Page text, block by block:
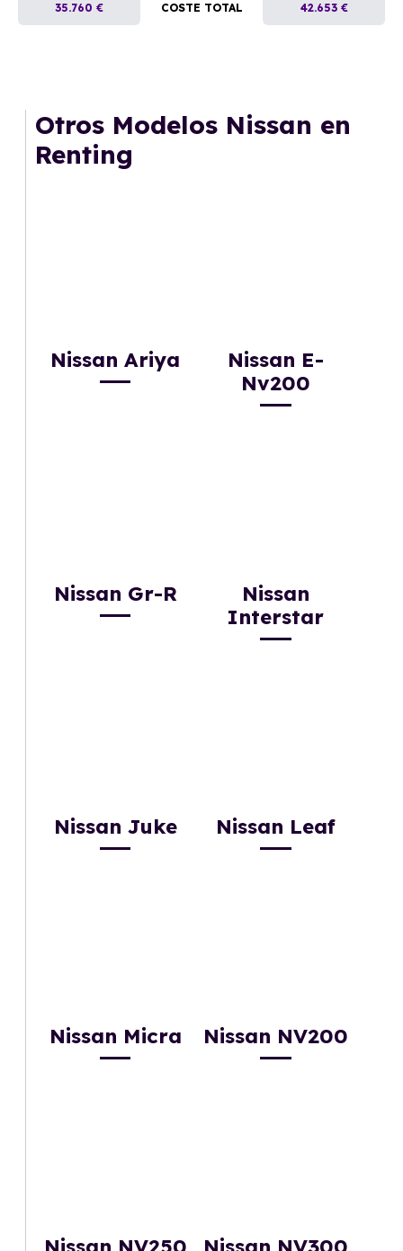
35.760 € COSTE TOTAL 42.653 €
Otros Modelos Nissan en
Renting
Nissan Ariya
Nissan E-
Nv200
Nissan Gr-R
Nissan
Interstar
Nissan Juke Nissan Leaf
Nissan Micra Nissan NV200